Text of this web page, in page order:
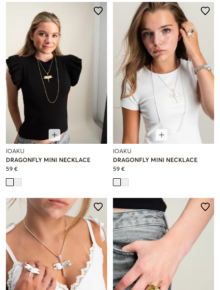
IOAKU
DRAGONFLY MINI NECKLACE
59 €
IOAKU
DRAGONFLY MINI NECKLACE
59 €